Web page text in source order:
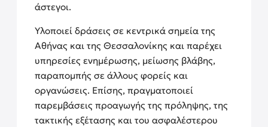
άστεγοι.
Υλοποιεί δράσεις σε κεντρικά σημεία της
Αθήνας και της Θεσσαλονίκης και παρέχει
υπηρεσίες ενημέρωσης, μείωσης βλάβης,
παραπομπής σε άλλους φορείς και
οργανώσεις. Επίσης, πραγματοποιεί
παρεμβάσεις προαγωγής της πρόληψης, της
τακτικής εξέτασης και του ασφαλέστερου